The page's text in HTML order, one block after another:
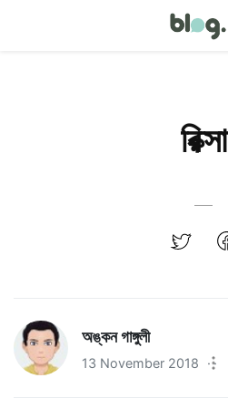
রিক্সা
অঙ্কন গাঙ্গুলী
13 November 2018 ·